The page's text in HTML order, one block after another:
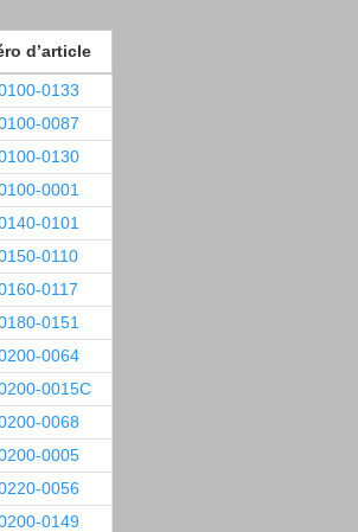
d’article
0133
0087
0130
0001
0101
0110
0117
0151
0064
0015C
0068
0005
0056
0149